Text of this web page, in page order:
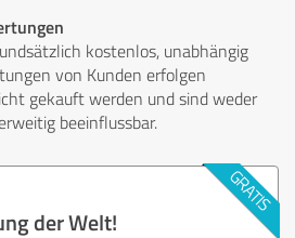
kostenlos, unabhängig
von Kunden erfolgen
gekauft werden und sind weder
beeinflussbar.
der Welt!